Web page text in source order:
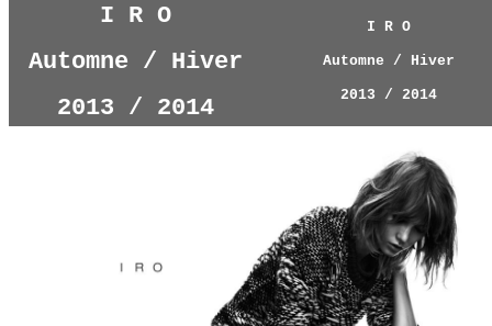
I R O
Automne / Hiver
2013 / 2014
I R O
Automne / Hiver
2013 / 2014